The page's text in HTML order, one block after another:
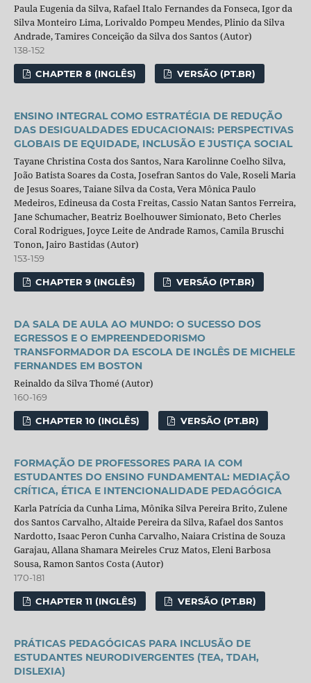
Paula Eugenia da Silva, Rafael Italo Fernandes da Fonseca, Igor da
Silva Monteiro Lima, Lorivaldo Pompeu Mendes, Plinio da Silva
Andrade, Tamires Conceição da Silva dos Santos (Autor)
138-152
CHAPTER 8 (INGLÊS) VERSÃO (PT.BR)
ENSINO INTEGRAL COMO ESTRATÉGIA DE REDUÇÃO
DAS DESIGUALDADES EDUCACIONAIS: PERSPECTIVAS
GLOBAIS DE EQUIDADE, INCLUSÃO E JUSTIÇA SOCIAL
Tayane Christina Costa dos Santos, Nara Karolinne Coelho Silva,
João Batista Soares da Costa, Josefran Santos do Vale, Roseli Maria
de Jesus Soares, Taiane Silva da Costa, Vera Mônica Paulo
Medeiros, Edineusa da Costa Freitas, Cassio Natan Santos Ferreira,
Jane Schumacher, Beatriz Boelhouwer Simionato, Beto Cherles
Coral Rodrigues, Joyce Leite de Andrade Ramos, Camila Bruschi
Tonon, Jairo Bastidas (Autor)
153-159
CHAPTER 9 (INGLÊS) VERSÃO (PT.BR)
DA SALA DE AULA AO MUNDO: O SUCESSO DOS
EGRESSOS E O EMPREENDEDORISMO
TRANSFORMADOR DA ESCOLA DE INGLÊS DE MICHELE
FERNANDES EM BOSTON
Reinaldo da Silva Thomé (Autor)
160-169
CHAPTER 10 (INGLÊS) VERSÃO (PT.BR)
FORMAÇÃO DE PROFESSORES PARA IA COM
ESTUDANTES DO ENSINO FUNDAMENTAL: MEDIAÇÃO
CRÍTICA, ÉTICA E INTENCIONALIDADE PEDAGÓGICA
Karla Patrícia da Cunha Lima, Mônika Silva Pereira Brito, Zulene
dos Santos Carvalho, Altaide Pereira da Silva, Rafael dos Santos
Nardotto, Isaac Peron Cunha Carvalho, Naiara Cristina de Souza
Garajau, Allana Shamara Meireles Cruz Matos, Eleni Barbosa
Sousa, Ramon Santos Costa (Autor)
170-181
CHAPTER 11 (INGLÊS) VERSÃO (PT.BR)
PRÁTICAS PEDAGÓGICAS PARA INCLUSÃO DE
ESTUDANTES NEURODIVERGENTES (TEA, TDAH,
DISLEXIA)